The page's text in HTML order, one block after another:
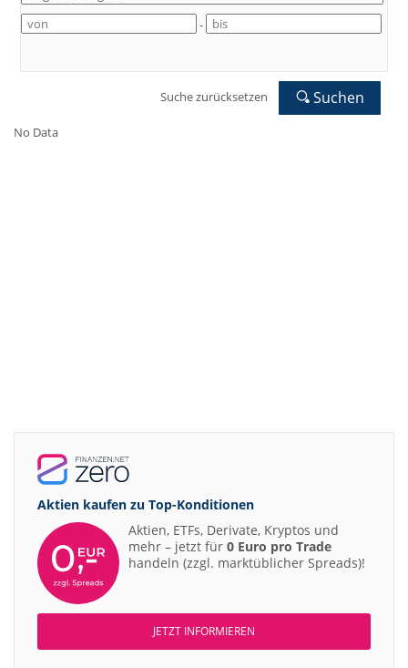
-
Suchen
Suche zurücksetzen
No Data
Aktien kaufen zu Top-Konditionen
Aktien, ETFs, Derivate, Kryptos und
mehr – jetzt für 0 Euro pro Trade
handeln (zzgl. marktüblicher Spreads)!
JETZT INFORMIEREN